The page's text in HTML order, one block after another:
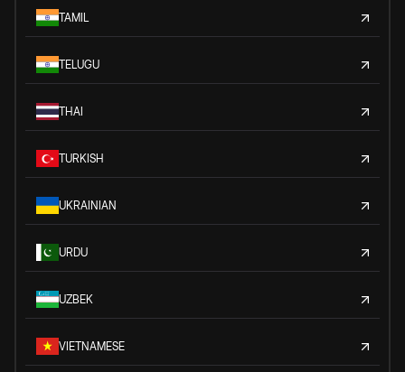
TAMIL
TELUGU
THAI
TURKISH
UKRAINIAN
URDU
UZBEK
VIETNAMESE